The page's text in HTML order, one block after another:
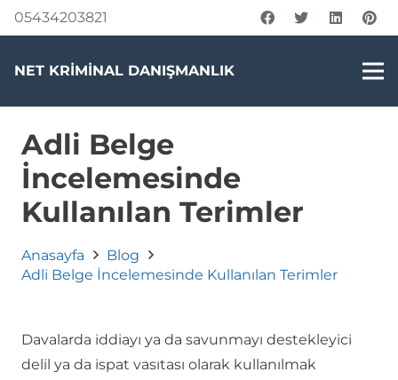
05434203821
NET KRİMİNAL DANIŞMANLIK
Adli Belge
İncelemesinde
Kullanılan Terimler
Anasayfa
Blog
Adli Belge İncelemesinde Kullanılan Terimler
Davalarda iddiayı ya da savunmayı destekleyici
delil ya da ispat vasıtası olarak kullanılmak